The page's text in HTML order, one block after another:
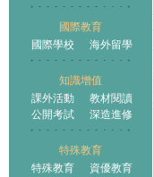
國際教育
國際學校
海外留學
知識增值
課外活動
教材閱讀
公開考試
深造進修
特殊教育
特殊教育
資優教育